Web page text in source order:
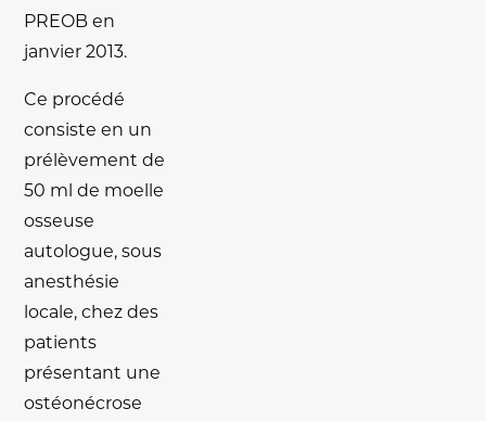
PREOB en
janvier 2013.
Ce procédé
consiste en un
prélèvement de
50 ml de moelle
osseuse
autologue, sous
anesthésie
locale, chez des
patients
présentant une
ostéonécrose